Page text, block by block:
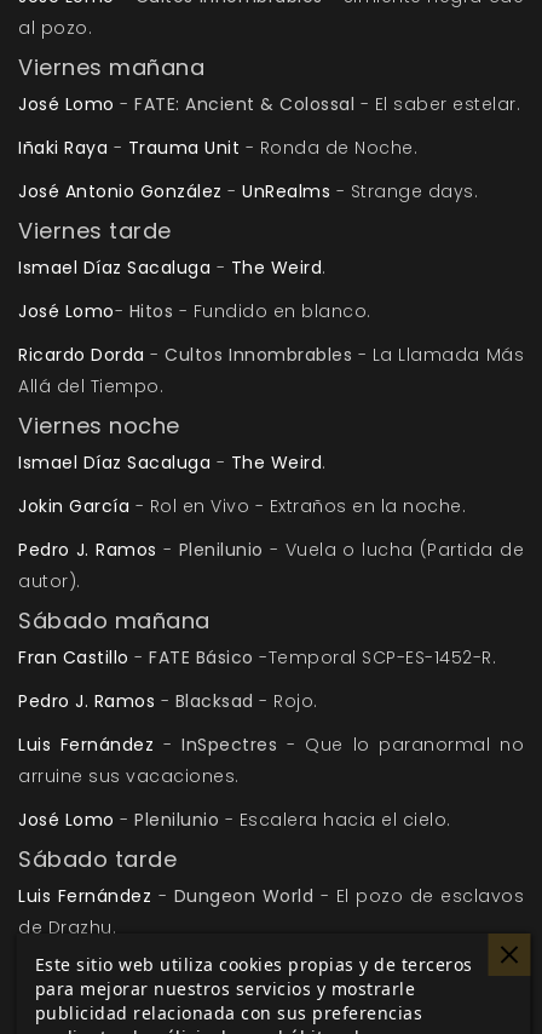
al pozo.
Viernes mañana
José Lomo - FATE: Ancient & Colossal - El saber estelar.
Iñaki Raya - Trauma Unit - Ronda de Noche.
José Antonio González - UnRealms - Strange days.
Viernes tarde
Ismael Díaz Sacaluga - The Weird.
José Lomo- Hitos - Fundido en blanco.
Ricardo Dorda -Cultos Innombrables - La Llamada Más
Allá del Tiempo.
Viernes noche
Ismael Díaz Sacaluga - The Weird.
Jokin García - Rol en Vivo - Extraños en la noche.
Pedro J. Ramos - Plenilunio - Vuela o lucha (Partida de
autor).
Sábado mañana
Fran Castillo - FATE Básico -Temporal SCP-ES-1452-R.
Pedro J. Ramos - Blacksad - Rojo.
Luis Fernández -InSpectres - Que lo paranormal no
arruine sus vacaciones.
José Lomo - Plenilunio - Escalera hacia el cielo.
Sábado tarde
Luis Fernández - Dungeon World - El pozo de esclavos
de Drazhu.
Jokin García-FAte acelerado - La centuria A.
Pedro J. Ramos-Plenilunio- Doce pasos (Partida de
Este sitio web utiliza cookies propias y de terceros
para mejorar nuestros servicios y mostrarle
publicidad relacionada con sus preferencias